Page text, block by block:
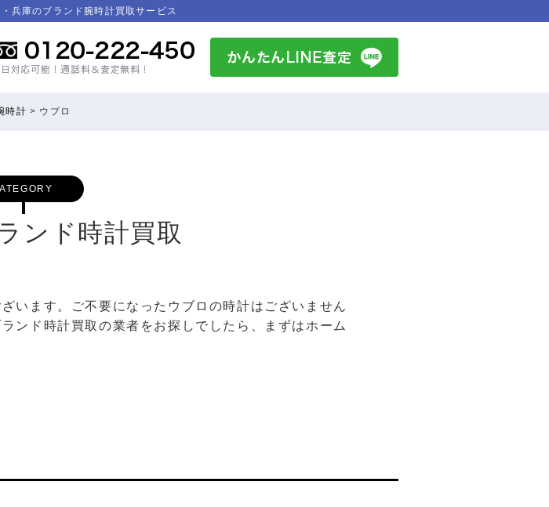
兵庫のブランド腕時計買取サービス
時計 > ウブロ
ンド時計買取
います。ご不要になったウブロの時計はございません
ンド時計買取の業者をお探しでしたら、まずはホーム